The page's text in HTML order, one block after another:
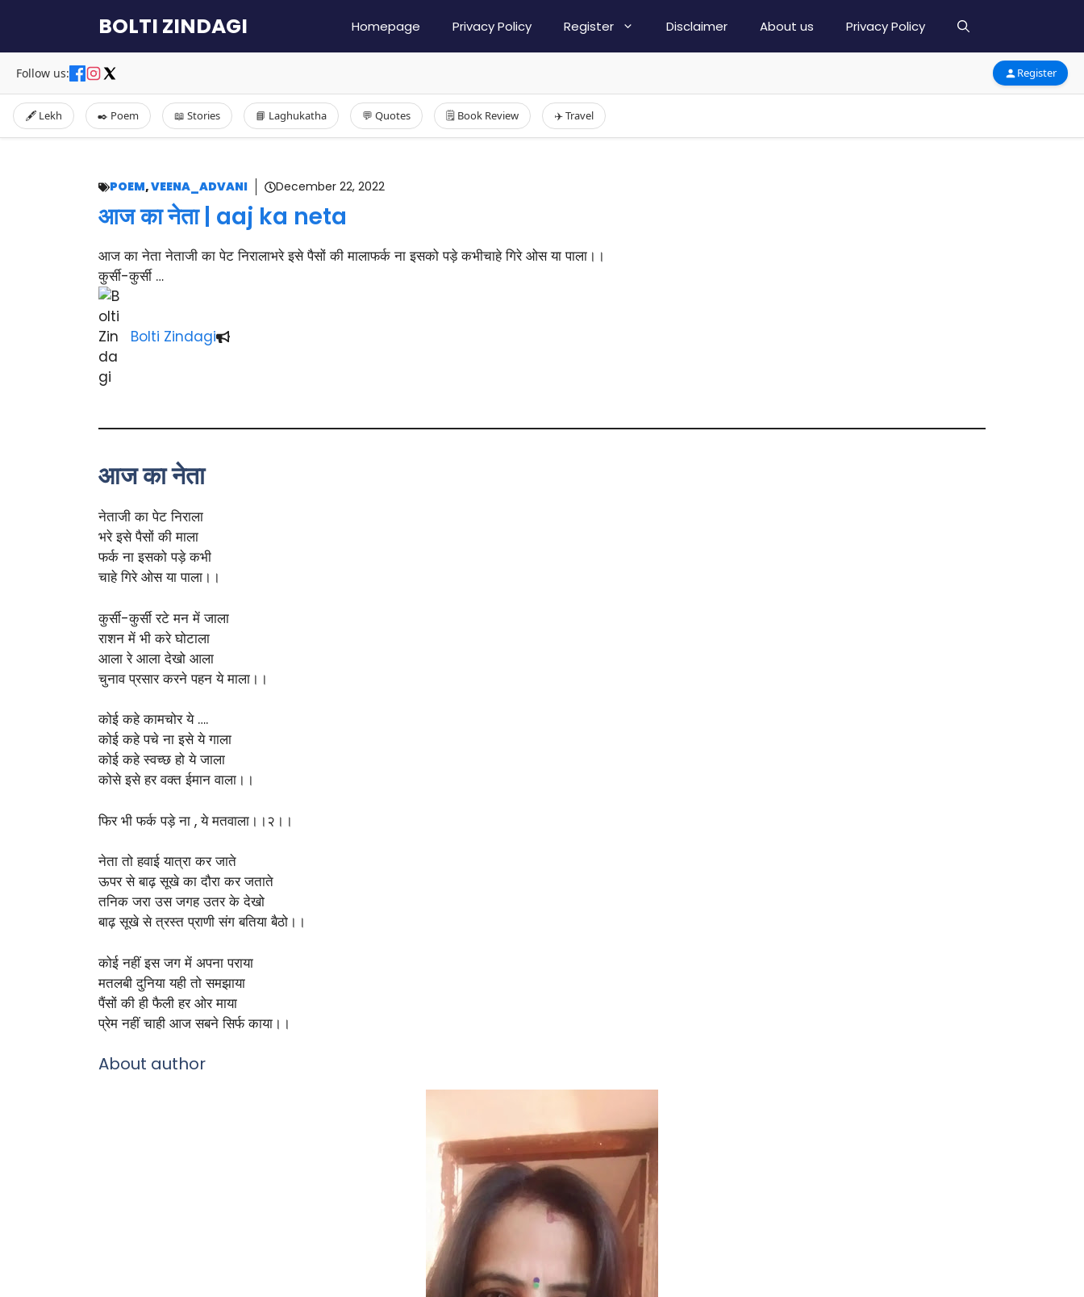
content
BOLTI ZINDAGI Homepage Privacy Policy Register Disclaimer About us Privacy Policy
Follow us: Register
🖋️ Lekh ✒️ Poem 📖 Stories 📘 Laghukatha 💬 Quotes 🗒️ Book Review ✈️ Travel
POEM,VEENA_ADVANI December 22, 2022
आज का नेता | aaj ka neta
आज का नेता नेताजी का पेट निरालाभरे इसे पैसों की मालाफर्क ना इसको पड़े कभीचाहे गिरे ओस या पाला।।
कुर्सी-कुर्सी …
Bolti Zindagi
आज का नेता
नेताजी का पेट निराला
भरे इसे पैसों की माला
फर्क ना इसको पड़े कभी
चाहे गिरे ओस या पाला।।
कुर्सी-कुर्सी रटे मन में जाला
राशन में भी करे घोटाला
आला रे आला देखो आला
चुनाव प्रसार करने पहन ये माला।।
कोई कहे कामचोर ये ….
कोई कहे पचे ना इसे ये गाला
कोई कहे स्वच्छ हो ये जाला
कोसे इसे हर वक्त ईमान वाला।।
फिर भी फर्क पड़े ना , ये मतवाला।।२।।
नेता तो हवाई यात्रा कर जाते
ऊपर से बाढ़ सूखे का दौरा कर जताते
तनिक जरा उस जगह उतर के देखो
बाढ़ सूखे से त्रस्त प्राणी संग बतिया बैठो।।
कोई नहीं इस जग में अपना पराया
मतलबी दुनिया यही तो समझाया
पैंसों की ही फैली हर ओर माया
प्रेम नहीं चाही आज सबने सिर्फ काया।।
About author